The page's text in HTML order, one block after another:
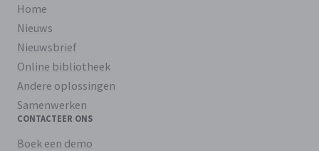
Home
Nieuws
Nieuwsbrief
Online bibliotheek
Andere oplossingen
Samenwerken
CONTACTEER ONS
Boek een demo